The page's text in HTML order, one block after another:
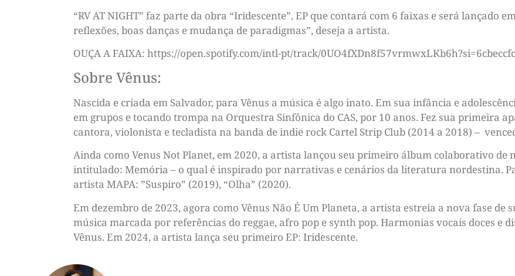
“RV AT NIGHT” faz parte da obra “Iridescente”, EP que contará com 6 faixas e será lançado
reflexões, boas danças e mudança de paradigmas”, deseja a artista.
OUÇA A FAIXA: https://open.spotify.com/intl-pt/track/
Sobre Vênus:
Nascida e criada em Salvador, para Vênus a música é algo inato. Em sua infância e
em grupos e tocando trompa na Orquestra Sinfônica do CAS, por 10 anos. Fez sua primeira
cantora, violonista e tecladista na banda de indie rock Cartel Strip Club (2014 a 2018) –
Ainda como Venus Not Planet, em 2020, a artista lançou seu primeiro álbum colaborativo de
intitulado: Memória – o qual é inspirado por narrativas e cenários da literatura nordestina.
artista MAPA: ”Suspiro” (2019), “Olha” (2020).
Em dezembro de 2023, agora como Vênus Não É Um Planeta, a artista estreia a nova fase de
música marcada por referências do reggae, afro pop e synth pop. Harmonias vocais doces e
Vênus. Em 2024, a artista lança seu primeiro EP: Iridescente.